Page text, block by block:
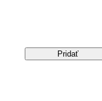
Pridať